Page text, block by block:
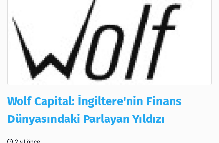
Wolf Capital: İngiltere'nin Finans
Dünyasındaki Parlayan Yıldızı